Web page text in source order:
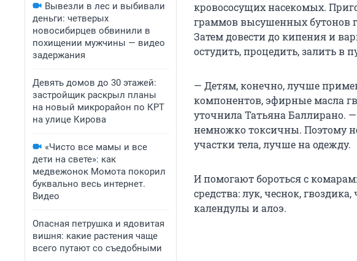
Вывезли в лес и выбивали
деньги: четверых
новосибирцев обвинили в
похищении мужчины — видео
задержания
Девять домов до 30 этажей:
застройщик раскрыл планы
на новый микрорайон по КРТ
на улице Кирова
«Чисто все мамы и все
дети на свете»: как
медвежонок Момота покорил
буквально весь интернет.
Видео
Опасная петрушка и ядовитая
вишня: какие растения чаще
всего путают со съедобными
кровососущих насекомых.
граммов высушенных бутонов
Затем довести до кипения и
остудить, процедить, залить в
— Детям, конечно, лучше
компонентов, эфирные масла
уточнила Татьяна Баллирано.
немножко токсичны. Поэтому
участки тела, лучше на одежду.
И помогают бороться с
средства: лук, чеснок,
календулы и алоэ.